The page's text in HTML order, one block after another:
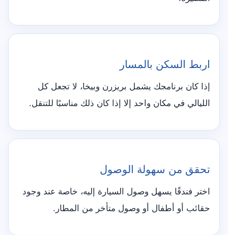
اربط السكن بالمسار
إذا كان برنامجك يشمل بريزرن وبيخا، لا تجعل كل
الليالي في مكان واحد إلا إذا كان ذلك مناسبًا للتنقل.
تحقق من سهولة الوصول
اختر فندقًا يسهل وصول السيارة إليه، خاصة عند وجود
حقائب أو أطفال أو وصول متأخر من المطار.